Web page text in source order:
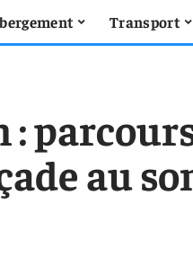
Transport
au